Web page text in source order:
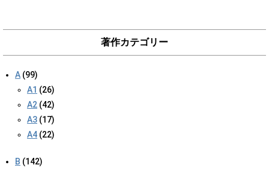
著作カテゴリー
A (99)
A1 (26)
A2 (42)
A3 (17)
A4 (22)
B (142)